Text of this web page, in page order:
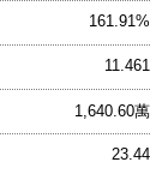
161.91%
11.461
1,640.60萬
23.44